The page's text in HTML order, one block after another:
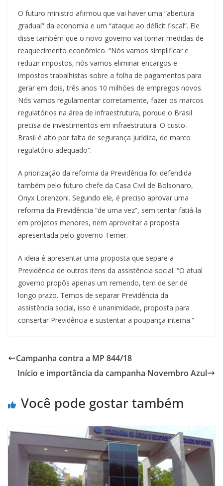
O futuro ministro afirmou que vai haver uma “abertura
gradual” da economia e um “ataque ao déficit fiscal”. Ele
disse também que o novo governo vai tomar medidas de
reaquecimento econômico. “Nós vamos simplificar e
reduzir impostos, nós vamos eliminar encargos e
impostos trabalhistas sobre a folha de pagamentos para
gerar em dois, três anos 10 milhões de empregos novos.
Nós vamos regulamentar corretamente, fazer os marcos
regulatórios na área de infraestrutura, porque o Brasil
precisa de investimentos em infraestrutura. O custo-
Brasil é alto por falta de segurança jurídica, de marco
regulatório adequado”.
A priorização da reforma da Previdência foi defendida
também pelo futuro chefe da Casa Civil de Bolsonaro,
Onyx Lorenzoni. Segundo ele, é preciso aprovar uma
reforma da Previdência “de uma vez”, sem tentar fatiá-la
em projetos menores, nem aproveitar a proposta
apresentada pelo governo Temer.
A ideia é apresentar uma proposta que separe a
Previdência de outros itens da assistência social. “O atual
governo propôs apenas um remendo, tem de ser de
longo prazo. Temos de separar Previdência da
assistência social, isso é unanimidade, proposta para
consertar Previdência e sustentar a poupança interna.”
Campanha contra a MP 844/18
Início e importância da campanha Novembro Azul
Você pode gostar também